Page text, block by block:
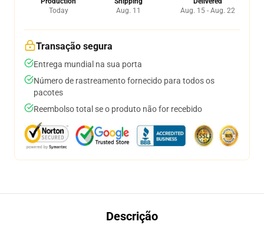
Today
Aug. 11
Aug. 15 - Aug. 22
Transação segura
Entrega mundial na sua porta
Número de rastreamento fornecido para todos os
pacotes
Reembolso total se o produto não for recebido
Descrição